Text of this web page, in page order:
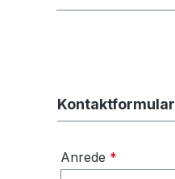
Kontaktformular
Anrede *